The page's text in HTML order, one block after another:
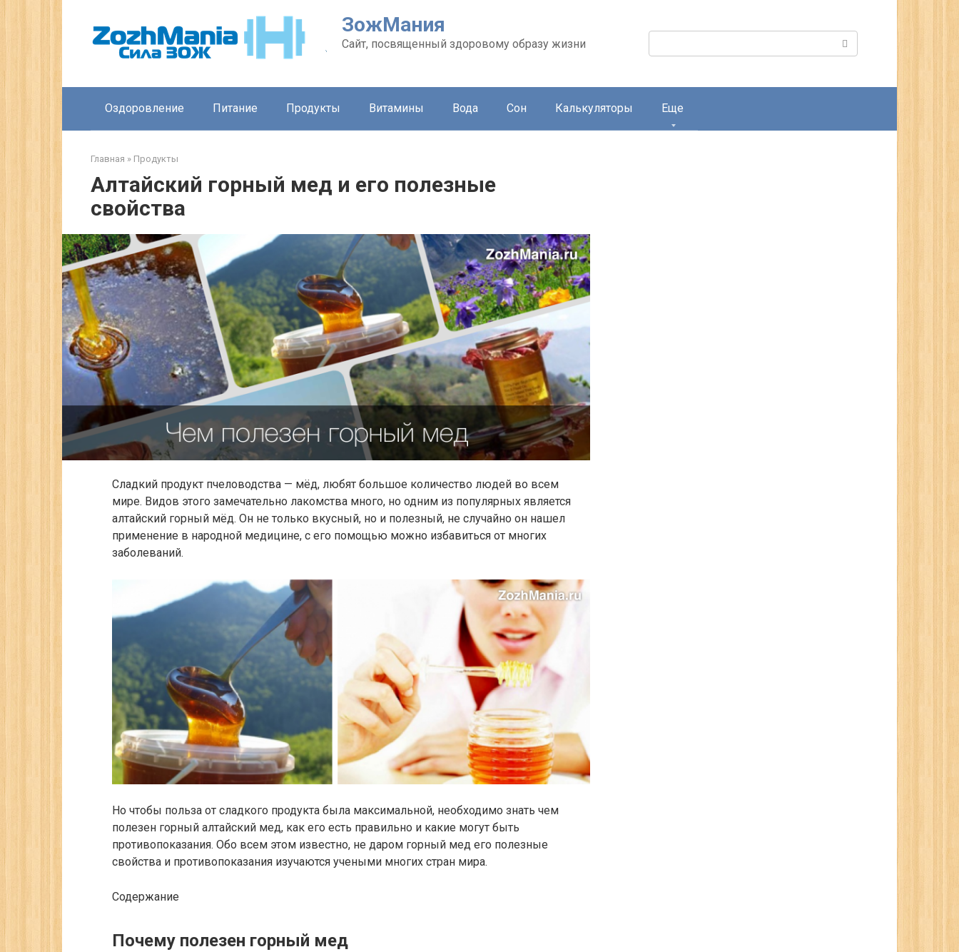
ЗожМания
Сайт, посвященный здоровому образу жизни
Оздоровление Питание Продукты Витамины Вода Сон Калькуляторы Еще
Главная » Продукты
Алтайский горный мед и его полезные
свойства
Сладкий продукт пчеловодства — мёд, любят большое количество людей во всем
мире. Видов этого замечательно лакомства много, но одним из популярных является
алтайский горный мёд. Он не только вкусный, но и полезный, не случайно он нашел
применение в народной медицине, с его помощью можно избавиться от многих
заболеваний.
Но чтобы польза от сладкого продукта была максимальной, необходимо знать чем
полезен горный алтайский мед, как его есть правильно и какие могут быть
противопоказания. Обо всем этом известно, не даром горный мед его полезные
свойства и противопоказания изучаются учеными многих стран мира.
Содержание
Почему полезен горный мед